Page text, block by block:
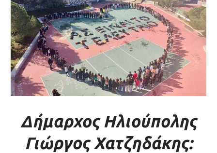
Δήμαρχος Ηλιούπολης
Γιώργος Χατζηδάκης: